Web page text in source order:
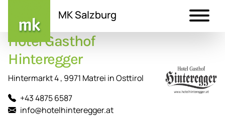
Inhalt
MK Salzburg
Hotel Gasthof
Hinteregger
Hintermarkt 4 , 9971 Matrei in Osttirol
+43 4875 6587
info@hotelhinteregger.at